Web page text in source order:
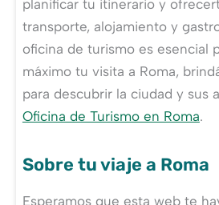
planificar tu itinerario y
transporte, alojamiento y
oficina de turismo es esencial
máximo tu visita a Roma,
para descubrir la ciudad y sus
Oficina de Turismo en Roma.
Sobre tu viaje a Roma
Esperamos que esta web te